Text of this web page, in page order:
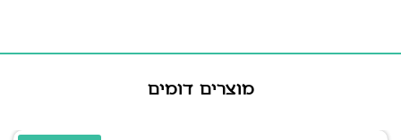
מוצרים דומים